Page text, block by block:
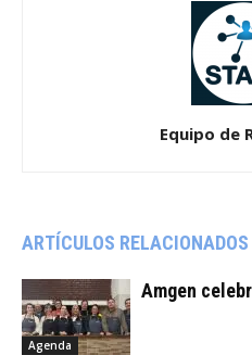
Equipo de
ARTÍCULOS RELACIONADOS
Agenda
Amgen